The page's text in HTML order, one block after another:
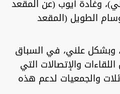
وغادة أيوب (عن المقعد
الطويل (المقعد
وبشكل علني، في السباق
والإتصالات التي
والجمعيات لدعم هذه